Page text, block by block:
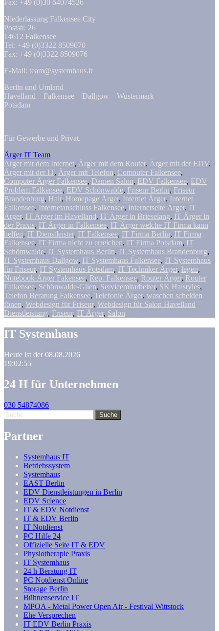
Fax: +49 (0)30 64074526
Niederlassung Falkensee City
Poststr. 26
14612 Falkensee
Tel: +49 (0)3322 8509070
Fax: +49 (0)3322 8509076
E-Mail: team@systemhaus.it
Berlin und Umland
Havelland – Falkensee – Dallgow – Wustermark
Potsdam
Für Gewerbe und Privat.
Ärger IT Team
Ärger mit dem Internet, Ärger mit dem Router, Ärger mit der EDV,
Ärger mit der IT, Ärger mit Telefon, Comouter Falkensee,
Computer Ärger Falkensee, Damen Salon, EDV Falkensee, EDV
Problem Falkensee, EDV Schönwalde, Friseur Berlin, Friseur
Brandenburg, Hair, Homepage Ärger, Internet Ärger, Internet
Falkensee, Internetanschluss Falkensee, Internetseite Ärger, IT
Ärger, IT Ärger im Havelland, IT Ärger in Brieselang, IT Ärger in
der Praxis, IT Ärger in Falkensee, IT Ärger welche IT Firma kann
helfen, IT Dienstleister, IT Falkensee, IT Firma Berlin, IT Firma
Falkensee, IT Firma nicht zu erreichen, IT Firma Potsdam, IT
Schömwalde, IT Systemhaus Berlin, IT Systemhaus Brandenburg,
IT Systemhaus Dallgow, IT Systemhaus Falkensee, IT Systemhaus
für Friseur, IT Systemhaus Potsdam, IT Techniker Ärger, legen,
Notebook Ärger Fakensee, Rep. Falkensee, Router Ärger, Router
Falkensee, Schönwalde-Glien, Servicemitarbeiter, SK Haistyles,
Telefon Beratung Falkensee, Telefonie Ärger, waschen scheiden
fönen, Webdesign für Friseur, Webdesign für Salon Havelland
Dienstleistung, Friseur, IT Ärger, Salon
IT Systemhaus
Heute ist der 08.08.2026
19:02:56
24 H für Unternehmen
030 54874086
Partner
Systemhaus IT
Betriebssystem
Systemhaus
EAST Berlin
EDV Dienstleistungen in Berlin
EDV Science
IT & EDV Notdienst
IT & EDV Berlin
IT Notdienst
PC Hilfe 24
Offizielle Seite IT & EDV
Physiotherapie Praxis
IT Systemhaus
24 h Beratung IT
PC Notdienst Online
Storage Berlin
Bühnenservice IT
MPOA - Metal Power Open Air - Festival Wittstock
Ehe Versprechen
IT EDV Berlin Praxis